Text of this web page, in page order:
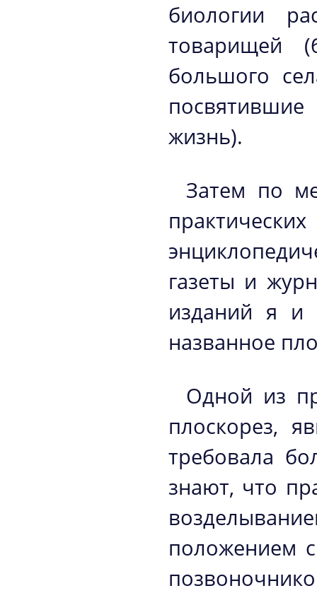
биологии
товарищей
большого
жизнь).
Затем по
газеты и
изданий я и
названное
Одной из
плоскорез,
требовала
знают, что
положением